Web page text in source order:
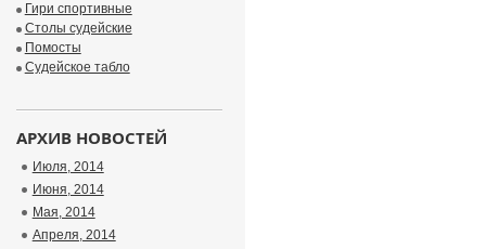
Гири спортивные
Столы судейские
Помосты
Судейское табло
АРХИВ НОВОСТЕЙ
Июля, 2014
Июня, 2014
Мая, 2014
Апреля, 2014